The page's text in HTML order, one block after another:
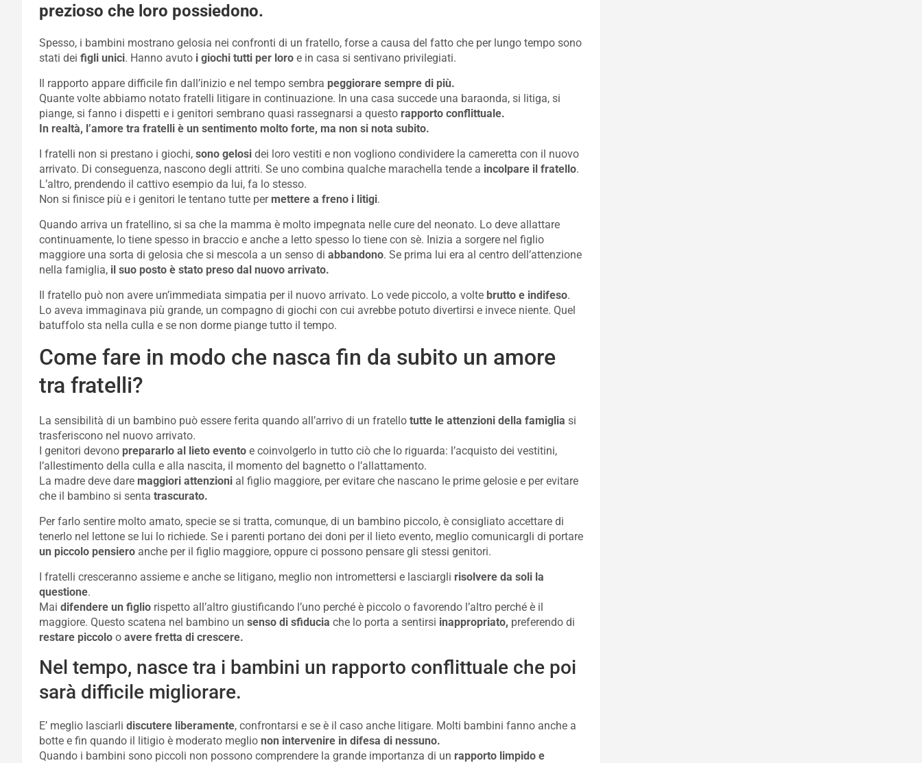
prezioso che loro possiedono.
Spesso, i bambini mostrano gelosia nei confronti di un fratello, forse a causa del fatto che per lungo tempo sono
stati dei figli unici. Hanno avuto i giochi tutti per loro e in casa si sentivano privilegiati.
Il rapporto appare difficile fin dall’inizio e nel tempo sembra peggiorare sempre di più.
Quante volte abbiamo notato fratelli litigare in continuazione. In una casa succede una baraonda, si litiga, si
piange, si fanno i dispetti e i genitori sembrano quasi rassegnarsi a questo rapporto conflittuale.
In realtà, l’amore tra fratelli è un sentimento molto forte, ma non si nota subito.
I fratelli non si prestano i giochi, sono gelosi dei loro vestiti e non vogliono condividere la cameretta con il nuovo
arrivato. Di conseguenza, nascono degli attriti. Se uno combina qualche marachella tende a incolpare il fratello.
L’altro, prendendo il cattivo esempio da lui, fa lo stesso.
Non si finisce più e i genitori le tentano tutte per mettere a freno i litigi.
Quando arriva un fratellino, si sa che la mamma è molto impegnata nelle cure del neonato. Lo deve allattare
continuamente, lo tiene spesso in braccio e anche a letto spesso lo tiene con sè. Inizia a sorgere nel figlio
maggiore una sorta di gelosia che si mescola a un senso di abbandono. Se prima lui era al centro dell’attenzione
nella famiglia, il suo posto è stato preso dal nuovo arrivato.
Il fratello può non avere un’immediata simpatia per il nuovo arrivato. Lo vede piccolo, a volte brutto e indifeso.
Lo aveva immaginava più grande, un compagno di giochi con cui avrebbe potuto divertirsi e invece niente. Quel
batuffolo sta nella culla e se non dorme piange tutto il tempo.
Come fare in modo che nasca fin da subito un amore
tra fratelli?
La sensibilità di un bambino può essere ferita quando all’arrivo di un fratello tutte le attenzioni della famiglia si
trasferiscono nel nuovo arrivato.
I genitori devono prepararlo al lieto evento e coinvolgerlo in tutto ciò che lo riguarda: l’acquisto dei vestitini,
l’allestimento della culla e alla nascita, il momento del bagnetto o l’allattamento.
La madre deve dare maggiori attenzioni al figlio maggiore, per evitare che nascano le prime gelosie e per evitare
che il bambino si senta trascurato.
Per farlo sentire molto amato, specie se si tratta, comunque, di un bambino piccolo, è consigliato accettare di
tenerlo nel lettone se lui lo richiede. Se i parenti portano dei doni per il lieto evento, meglio comunicargli di portare
un piccolo pensiero anche per il figlio maggiore, oppure ci possono pensare gli stessi genitori.
I fratelli cresceranno assieme e anche se litigano, meglio non intromettersi e lasciargli risolvere da soli la
questione.
Mai difendere un figlio rispetto all’altro giustificando l’uno perché è piccolo o favorendo l’altro perché è il
maggiore. Questo scatena nel bambino un senso di sfiducia che lo porta a sentirsi inappropriato, preferendo di
restare piccolo o avere fretta di crescere.
Nel tempo, nasce tra i bambini un rapporto conflittuale che poi
sarà difficile migliorare.
E’ meglio lasciarli discutere liberamente, confrontarsi e se è il caso anche litigare. Molti bambini fanno anche a
botte e fin quando il litigio è moderato meglio non intervenire in difesa di nessuno.
Quando i bambini sono piccoli non possono comprendere la grande importanza di un rapporto limpido e